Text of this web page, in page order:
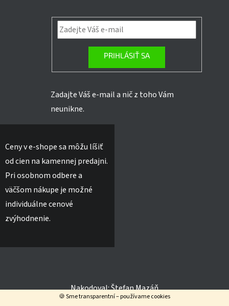
🍪 Sme transparentní – používame cookies
PRIHLÁSIŤ SA
Zadajte Váš e-mail a nič z toho Vám
neunikne.
Ceny v e-shope sa môžu líšiť
od cien na kamennej predajni.
Pri osobnom odbere a
väčšom nákupe je možné
individuálne cenové
zvýhodnenie.
Nakodoval:Štefan Mazáň